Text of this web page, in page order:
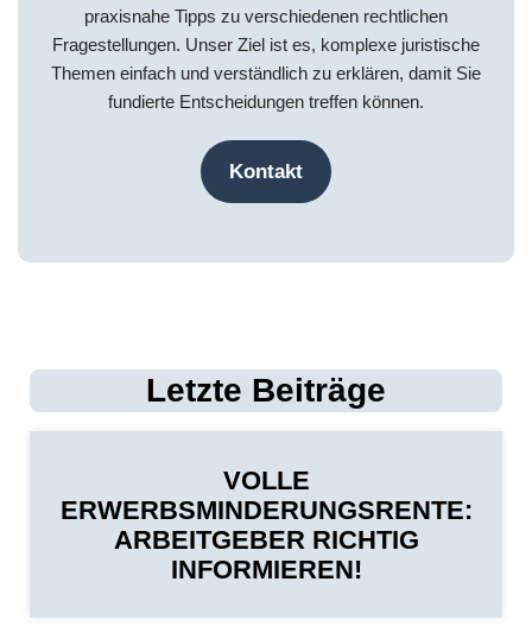
praxisnahe Tipps zu verschiedenen rechtlichen
Fragestellungen. Unser Ziel ist es, komplexe juristische
Themen einfach und verständlich zu erklären, damit Sie
fundierte Entscheidungen treffen können.
Kontakt
Letzte Beiträge
VOLLE
ERWERBSMINDERUNGSRENTE:
ARBEITGEBER RICHTIG
INFORMIEREN!